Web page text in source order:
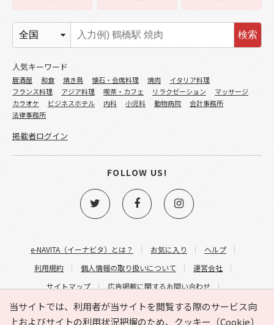
当サイトでは、利用者が当サイトを閲覧する際のサービス向
上およびサイトの利用状況把握のため、クッキー（Cookie）
e-NAVITA（イーナビタ）とは？ お気に入り
ヘルプ
利用規約
個人情報の取り扱いについて
運営会社
サイトマップ
広告掲載に関するお問い合わせ
サイトの内容に関するお問い合わせ
検索
人気キーワード
居酒屋 和食 焼き鳥 懐石・会席料理 焼肉
イタリア料理
フランス料理
アジア料理 喫茶・カフェ リラクゼーション
マッサージ
カラオケ
ビジネスホテル 内科 小児科 動物病院
会計事務所
法律事務所
掲載者ログイン
FOLLOW US!